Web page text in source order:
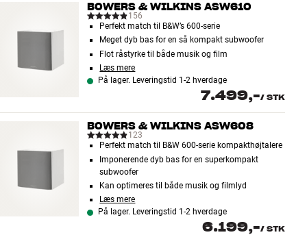
BOWERS & WILKINS ASW610
156
Perfekt match til B&W’s 600-serie
Meget dyb bas for en så kompakt subwoofer
Flot råstyrke til både musik og film
Læs mere
På lager. Leveringstid 1-2 hverdage
7.499,-/ STK
BOWERS & WILKINS ASW608
123
Perfekt match til B&W 600-serie kompakthøjtalere
Imponerende dyb bas for en superkompakt
subwoofer
Kan optimeres til både musik og filmlyd
Læs mere
På lager. Leveringstid 1-2 hverdage
6.199,-/ STK